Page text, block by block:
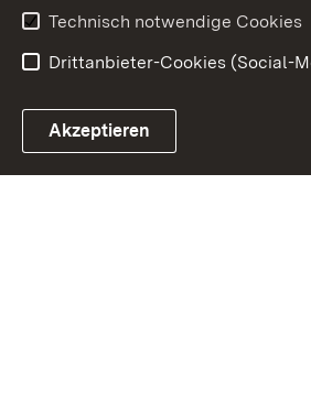
Link zum Landesportal
Technisch notwendige Cookies
Drittanbieter-Cookies (Social-
Akzeptieren